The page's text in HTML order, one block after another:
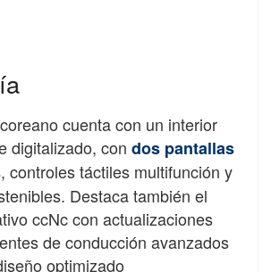
cuenta con un interior
digitalizado, con dos pantallas
, controles táctiles multifunción y
Destaca también el
ccNc con actualizaciones
de conducción avanzados
optimizado